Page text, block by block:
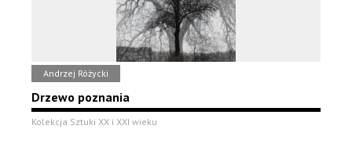
Andrzej Różycki
Drzewo poznania
Kolekcja Sztuki XX i XXI wieku